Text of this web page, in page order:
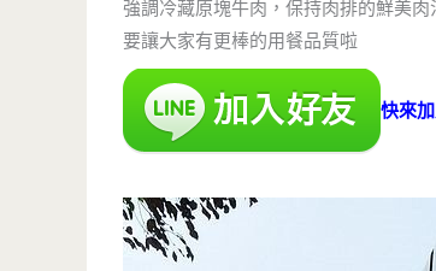
強調冷藏原塊牛肉，保持肉排的鮮美肉
要讓大家有更棒的用餐品質啦
快來